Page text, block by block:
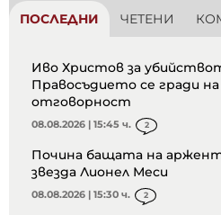
ПОСЛЕДНИ ЧЕТЕНИ
Иво Христов за
Правосъдието се гради
отговорност
08.08.2026 | 15:45 ч. 2
Почина бащата на
звезда Лионел Меси
08.08.2026 | 15:30 ч. 2